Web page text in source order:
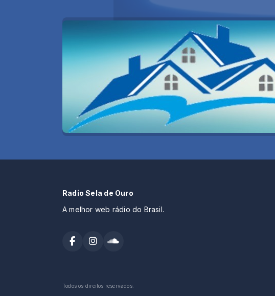
Radio Sela de Ouro
A melhor web rádio do Brasil.
Todos os direitos reservados.